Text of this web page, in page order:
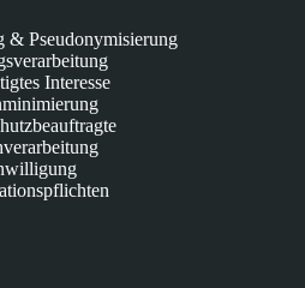
& Pseudonymisierung
Interesse